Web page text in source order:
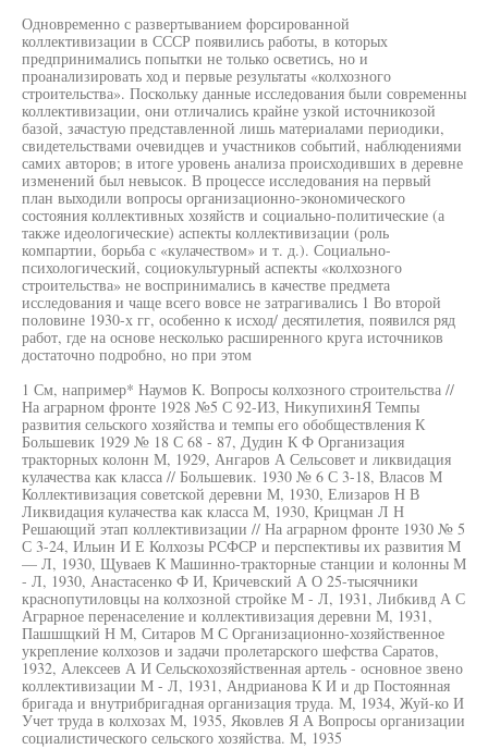
Одновременно с развертыванием форсированной
коллективизации в СССР появились работы, в которых
предпринимались попытки не только осветись, но и
проанализировать ход и первые результаты «колхозного
строительства». Поскольку данные исследования были современны
коллективизации, они отличались крайне узкой источникозой
базой, зачастую представленной лишь материалами периодики,
свидетельствами очевидцев и участников событий, наблюдениями
самих авторов; в итоге уровень анализа происходивших в деревне
изменений был невысок. В процессе исследования на первый
план выходили вопросы организационно-экономического
состояния коллективных хозяйств и социально-политические (а
также идеологические) аспекты коллективизации (роль
компартии, борьба с «кулачеством» и т. д.). Социально-
психологический, социокультурный аспекты «колхозного
строительства» не воспринимались в качестве предмета
исследования и чаще всего вовсе не затрагивались 1 Во второй
половине 1930-х гг, особенно к исход/ десятилетия, появился ряд
работ, где на основе несколько расширенного круга источников
достаточно подробно, но при этом
1 См, например* Наумов К. Вопросы колхозного строительства //
На аграрном фронте 1928 №5 С 92-ИЗ, НикупихинЯ Темпы
развития сельского хозяйства и темпы его обобществления К
Большевик 1929 № 18 С 68 - 87, Дудин К Ф Организация
тракторных колонн М, 1929, Ангаров А Сельсовет и ликвидация
кулачества как класса // Большевик. 1930 № 6 С 3-18, Власов М
Коллективизация советской деревни М, 1930, Елизаров Н В
Ликвидация кулачества как класса М, 1930, Крицман Л Н
Решающий этап коллективизации // На аграрном фронте 1930 № 5
С 3-24, Ильин И Е Колхозы РСФСР и перспективы их развития М
— Л, 1930, Щуваев К Машинно-тракторные станции и колонны М
- Л, 1930, Анастасенко Ф И, Кричевский А О 25-тысячники
краснопутиловцы на колхозной стройке М - Л, 1931, Либкивд А С
Аграрное перенаселение и коллективизация деревни М, 1931,
Пашшщкий Н М, Ситаров М С Организационно-хозяйственное
укрепление колхозов и задачи пролетарского шефства Саратов,
1932, Алексеев А И Сельскохозяйственная артель - основное звено
коллективизации М - Л, 1931, Андрианова К И и др Постоянная
бригада и внутрибригадная организация труда. М, 1934, Жуй-ко И
Учет труда в колхозах М, 1935, Яковлев Я А Вопросы организации
социалистического сельского хозяйства. М, 1935